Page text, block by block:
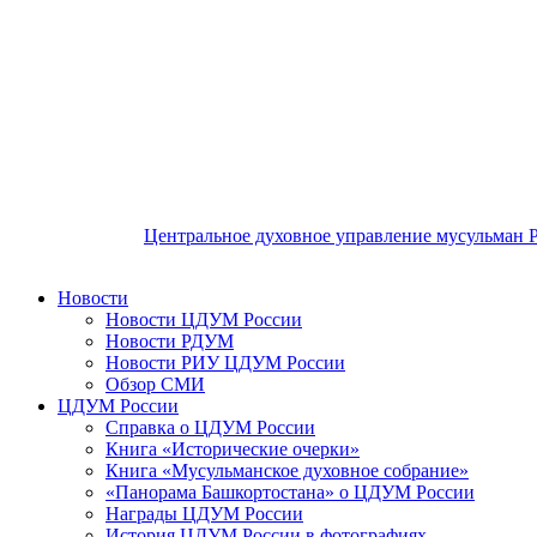
Центральное духовное управление мусульман
Новости
Новости ЦДУМ России
Новости РДУМ
Новости РИУ ЦДУМ России
Обзор СМИ
ЦДУМ России
Справка о ЦДУМ России
Книга «Исторические очерки»
Книга «Мусульманское духовное собрание»
«Панорама Башкортостана» о ЦДУМ России
Награды ЦДУМ России